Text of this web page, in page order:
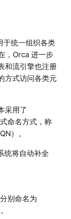
统一组织各类
，Orca 进一步
和流引擎也注册
方式访问各类元
采用了
命名方式，称
）。
统将自动补全
别命名为